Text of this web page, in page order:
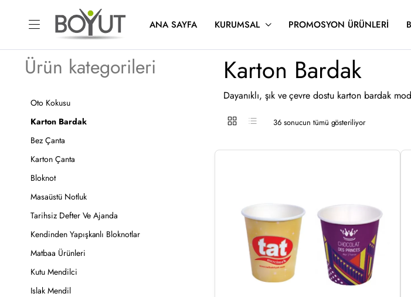
ANA SAYFA KURUMSAL PROMOSYON ÜRÜNLERI
Karton Bardak
Dayanıklı, şık ve çevre dostu karton bardak
36 sonucun tümü gösteriliyorEn
Ürün kategorileri
Oto Kokusu
Karton Bardak
Bez Çanta
Karton Çanta
Bloknot
Masaüstü Notluk
Tarihsiz Defter Ve Ajanda
Kendinden Yapışkanlı Bloknotlar
Matbaa Ürünleri
Kutu Mendilci
Islak Mendil